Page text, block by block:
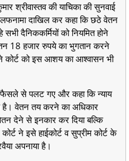
श्रीवास्तव की याचिका की सुनवाई
दाखिल कर कहा कि छठे वेतन
दैनिककर्मियों को नियमित होने
18 हजार रुपये का भुगतान करने
कोर्ट को इस आशय का आश्वासन भी
फैसले से पलट गए और कहा कि न्याय
है। वेतन तय करने का अधिकार
देने से इनकार कर दिया बल्कि
ने इसे हाईकोर्ट व सुप्रीम कोर्ट के
अपनाया है।